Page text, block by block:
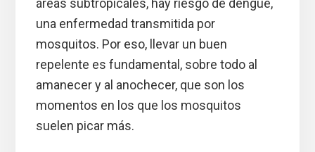
áreas subtropicales, hay riesgo de dengue,
una enfermedad transmitida por
mosquitos. Por eso, llevar un buen
repelente es fundamental, sobre todo al
amanecer y al anochecer, que son los
momentos en los que los mosquitos
suelen picar más.